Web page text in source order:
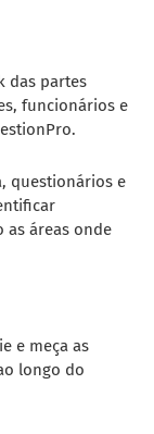
das partes
funcionários e
questionários e
as áreas onde
e meça as
longo do